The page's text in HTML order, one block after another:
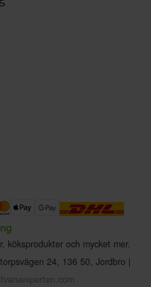
köksprodukter och mycket mer.
24, 136 50, Jordbro |